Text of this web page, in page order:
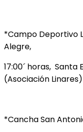
*Campo Deportivo
Alegre,
17:00´ horas,
(Asociación
*Cancha San